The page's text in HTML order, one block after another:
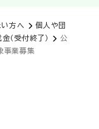
い方へ
個人や団
（受付終了）
公
事業募集